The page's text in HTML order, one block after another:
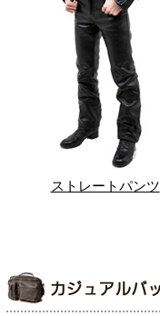
ストレートパンツ